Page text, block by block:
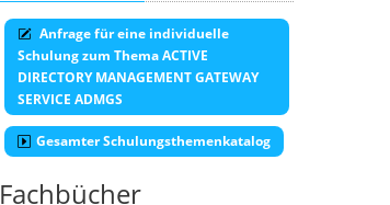
Anfrage für eine individuelle
Schulung zum Thema ACTIVE
DIRECTORY MANAGEMENT GATEWAY
SERVICE ADMGS
Gesamter Schulungsthemenkatalog
Fachbücher